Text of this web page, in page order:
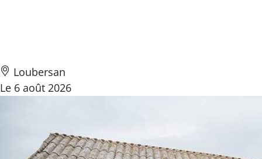
Loubersan
Le 6 août 2026